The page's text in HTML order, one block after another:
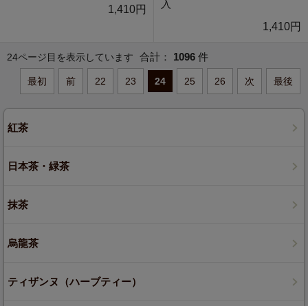
1,410円
入
1,410円
24ページ目を表示しています 合計： 1096 件
最初 前 22 23 24 25 26 次 最後
紅茶
日本茶・緑茶
抹茶
烏龍茶
ティザンヌ（ハーブティー）